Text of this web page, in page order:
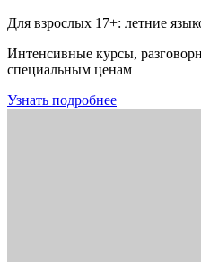
Для взрослых 17+: летние
Интенсивные курсы,
специальным ценам
Узнать подробнее